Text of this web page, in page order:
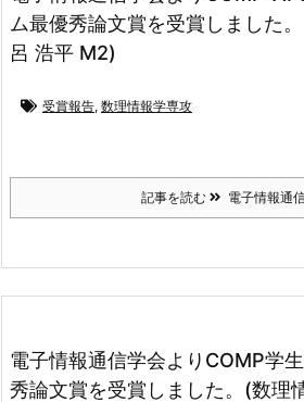
ム最優秀論文賞を受賞しました
呂 浩平 M2)
受賞報告, 数理情報学専攻
記事を読む 電子情報通
電子情報通信学会よりCOMP学
秀論文賞を受賞しました。(数理